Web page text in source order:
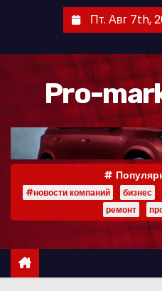
р
Пт. Авг 7th,
Pro-
#новости компаний бизнес
ремонт